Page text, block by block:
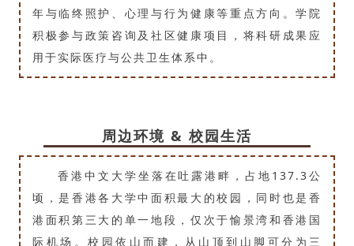
年与临终照护、心理与行为健康等重点方向。学院
积极参与政策咨询及社区健康项目，将科研成果应
用于实际医疗与公共卫生体系中。
周边环境 & 校园生活
香港中文大学坐落在吐露港畔，占地137.3公
顷，是香港各大学中面积最大的校园，同时也是香
港面积第三大的单一地段，仅次于愉景湾和香港国
际机场。校园依山而建，从山顶到山脚可分为三